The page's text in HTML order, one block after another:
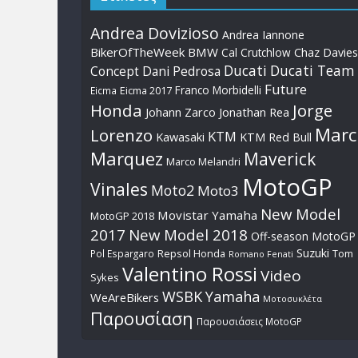
Andrea Dovizioso Andrea Iannone
BikerOfTheWeek BMW Cal Crutchlow Chaz Davies
Concept Dani Pedrosa Ducati Ducati Team
Eicma Eicma 2017 Franco Morbidelli Future
Honda Johann Zarco Jonathan Rea Jorge
Lorenzo Kawasaki KTM KTM Red Bull Marc
Marquez Marco Melandri Maverick
Vinales Moto2 Moto3 MotoGP
MotoGP 2018 Movistar Yamaha New Model
2017 New Model 2018 Off-season MotoGP
Pol Espargaro Repsol Honda Romano Fenati Suzuki Tom
Sykes Valentino Rossi Video
WeAreBikers WSBKYamaha Μοτοσυκλέτα
Παρουσίαση Παρουσιάσεις MotoGP